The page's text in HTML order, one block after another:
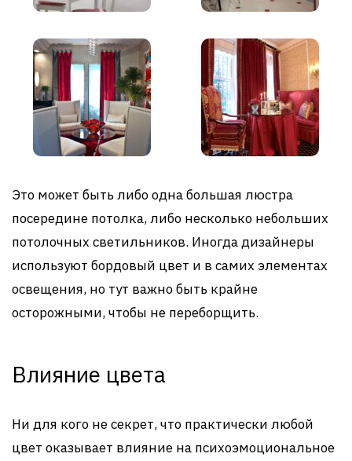
Это может быть либо одна большая люстра
посередине потолка, либо несколько небольших
потолочных светильников. Иногда дизайнеры
используют бордовый цвет и в самих элементах
освещения, но тут важно быть крайне
осторожными, чтобы не переборщить.
Влияние цвета
Ни для кого не секрет, что практически любой
цвет оказывает влияние на психоэмоциональное